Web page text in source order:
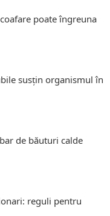
poate îngreuna
susțin organismul în
de băuturi calde
reguli pentru